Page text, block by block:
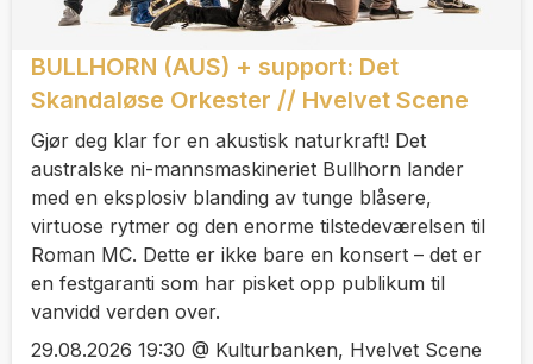
BULLHORN (AUS) + support: Det
Skandaløse Orkester // Hvelvet Scene
Gjør deg klar for en akustisk naturkraft! Det
australske ni-mannsmaskineriet Bullhorn lander
med en eksplosiv blanding av tunge blåsere,
virtuose rytmer og den enorme tilstedeværelsen til
Roman MC. Dette er ikke bare en konsert – det er
en festgaranti som har pisket opp publikum til
vanvidd verden over.
29.08.2026 19:30 @ Kulturbanken, Hvelvet Scene